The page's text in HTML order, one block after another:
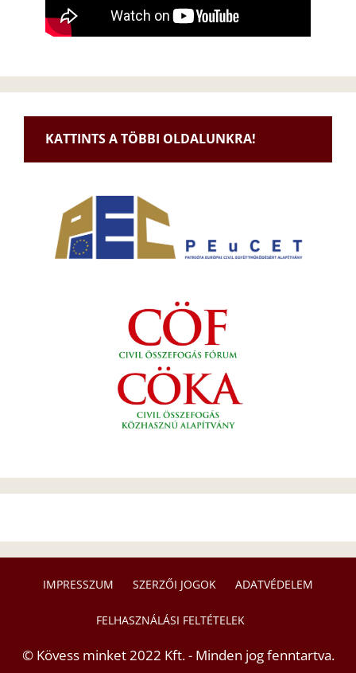
KATTINTS A TÖBBI OLDALUNKRA!
IMPRESSZUM SZERZŐI JOGOK ADATVÉDELEM
FELHASZNÁLÁSI FELTÉTELEK
© Kövess minket 2022 Kft. - Minden jog fenntartva.